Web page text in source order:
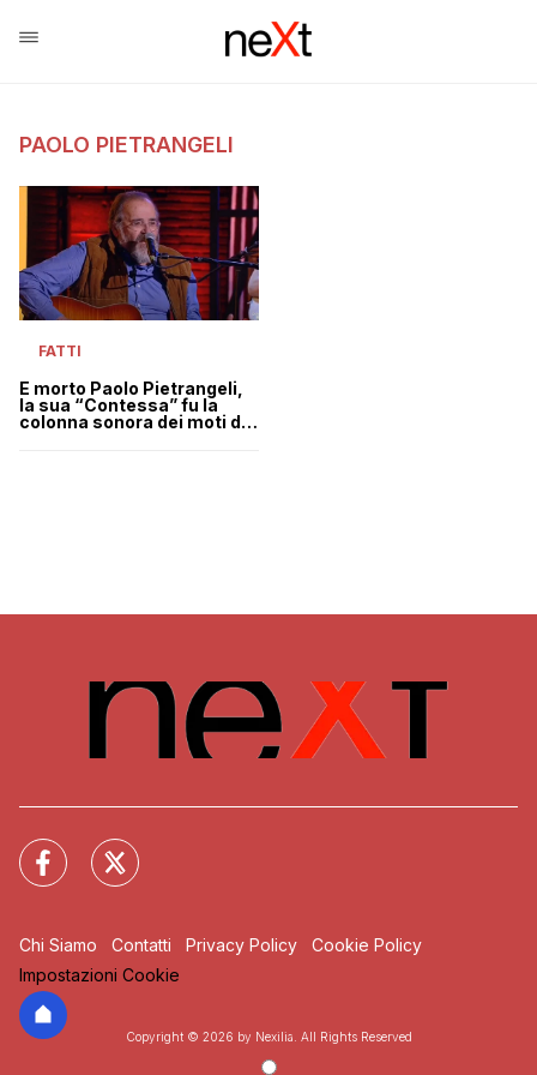
PAOLO PIETRANGELI
FATTI
È morto Paolo Pietrangeli,
la sua “Contessa” fu la
colonna sonora dei moti del
Chi Siamo Contatti Privacy Policy
Cookie Policy
Impostazioni Cookie
Copyright © 2026 by Nexilia. All Rights Reserved